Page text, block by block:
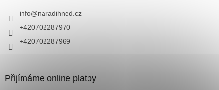
info@naradihned.cz
+420702287970
+420702287969
Přijímáme online platby